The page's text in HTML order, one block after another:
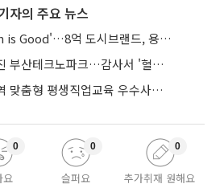
자의 주요 뉴스
억 도시브랜드, 용산 대통령실 CI 업체가 수행
인사도, 회계도 무너진 부산테크노파크…감사서 '혈세 유용·인사 뒤집기' 적발
경남정보대, 부산 지역 맞춤형 평생직업교육 우수사례로 혁신 주도
요
0
슬퍼요
0
추가취재 원해요
0